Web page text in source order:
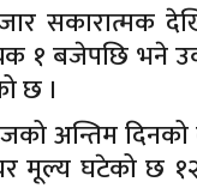
सकारात्मक
१ बजेपछि भने
छ ।
अन्तिम दिनको
मूल्य घटेको छ